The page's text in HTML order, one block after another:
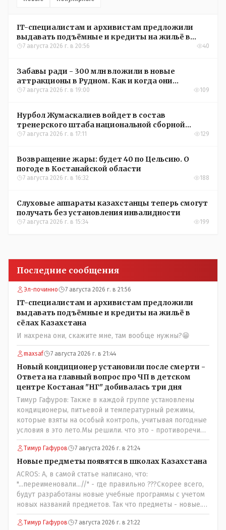
IT-специалистам и архивистам предложили
выдавать подъёмные и кредиты на жильё в
сёлах Казахстана
7 августа 2026 г. в 20:56 40
Забавы ради - 300 млн вложили в новые
аттракционы в Рудном. Как и когда они
окупятся?
7 августа 2026 г. в 19:00 109
Нурбол Жумаскалиев войдет в состав
тренерского штаба национальной сборной
Казахстана по футболу
7 августа 2026 г. в 17:11 129
Возвращение жары: будет 40 по Цельсию. О
погоде в Костанайской области
7 августа 2026 г. в 16:32 188
Слуховые аппараты казахстанцы теперь смогут
получать без установления инвалидности
7 августа 2026 г. в 15:34 199
Последние сообщения
Эл-починно 7 августа 2026 г. в 21:56
IT-специалистам и архивистам предложили
выдавать подъёмные и кредиты на жильё в
сёлах Казахстана
И нахрена они, скажите мне, там вообще нужны?😁
maxsaf 7 августа 2026 г. в 21:44
Новый кондиционер установили после смерти -
Ответа на главный вопрос про ЧП в детском
центре Костаная "НГ" добивалась три дня
Тимур Гафуров: Также в каждой группе установлены
кондиционеры, питьевой и температурный режимы,
которые взяты на особый контроль, учитывая погодные
условия в это лето.Мы решили. что это - противоречие.
Вы считаете иначе?Ну тут противоречия нет. Этот
комментарий прозвучал на следующий день после
трагедии, то есть 29 июля, когда спешно установили и
воду, и новые кондиционеры, и впервые поставили
температурный режим на контроль. То есть первая
часть - информация до трагедии, вторая часть -
информация после трагедии, когда все уже было
Тимур Гафуров 7 августа 2026 г. в 21:24
Новые предметы появятся в школах Казахстана
ACROS: А, в самой статье написано, что:
"...переименовали...//" - где правильно ???Скорее всего,
будут разработаны новые учебные программы с учетом
новых названий предметов. Так что предметы - новые.
Хоть и переименованные)
Тимур Гафуров 7 августа 2026 г. в 21:22